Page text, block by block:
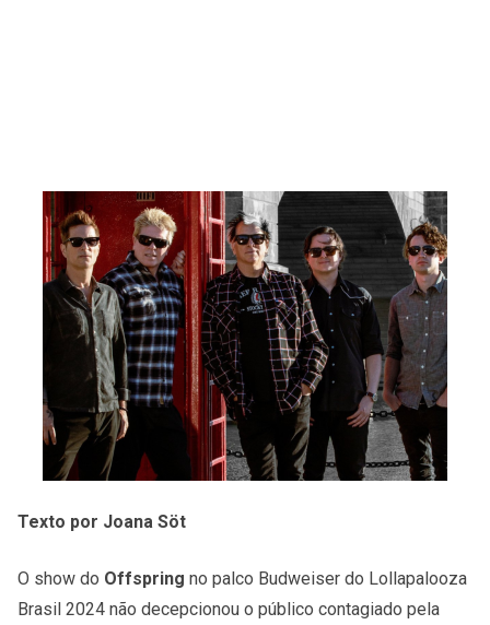
Texto por Joana Söt
O show do Offspring no palco Budweiser do Lollapalooza
Brasil 2024 não decepcionou o público contagiado pela